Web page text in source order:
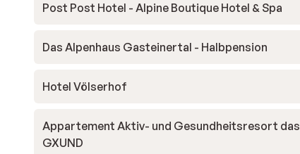
Post Post Hotel - Alpine Boutique Hotel & Spa
Das Alpenhaus Gasteinertal - Halbpension
Hotel Völserhof
Appartement Aktiv- und Gesundheitsresort das
GXUND